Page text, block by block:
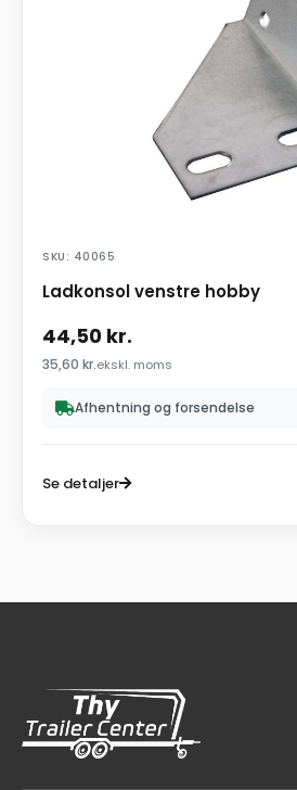
SKU: 40065
Ladkonsol venstre hobby
44,50 kr.
35,60 kr.ekskl. moms
Afhentning og forsendelse
Se detaljer